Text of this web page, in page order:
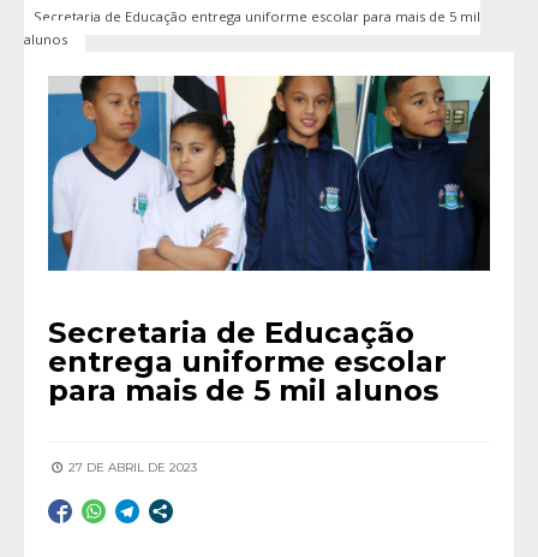
Secretaria de Educação entrega uniforme escolar para mais de 5 mil
alunos
Secretaria de Educação
entrega uniforme escolar
para mais de 5 mil alunos
27 DE ABRIL DE 2023